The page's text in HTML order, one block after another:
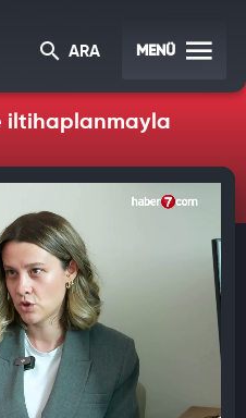
ARA MENÜ
iltihaplanmayla